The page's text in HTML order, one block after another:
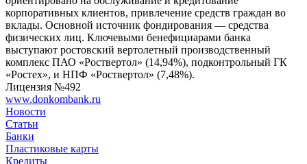
корпоративных клиентов, привлечение средств граждан во
вклады. Основной источник фондирования — средства
физических лиц. Ключевыми бенефициарами банка
выступают ростовский вертолетный производственный
комплекс ПАО «Роствертол» (14,94%), подконтрольный ГК
«Ростех», и НПФ «Роствертол» (7,48%).
Лицензия №492
www.donkombank.ru
Новости
Статьи
Банки
Пластиковые карты
Кредиты